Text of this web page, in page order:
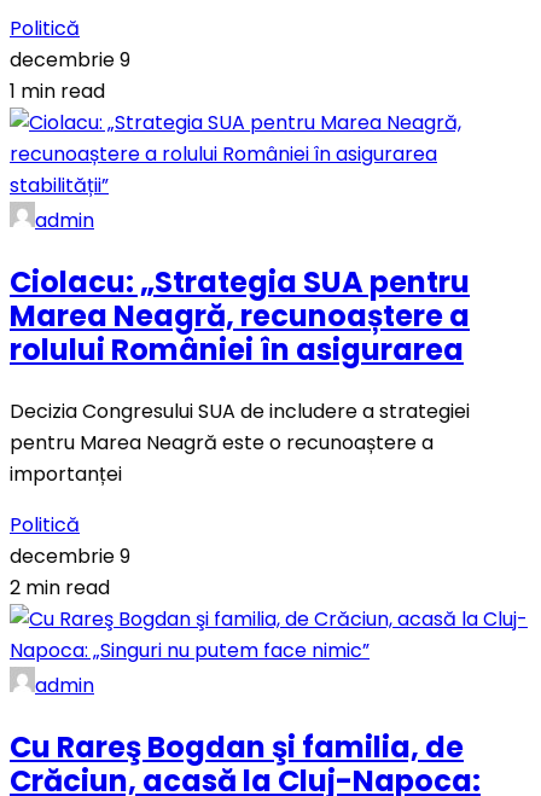
Politică
decembrie 9
1 min read
admin
Ciolacu: „Strategia SUA pentru
Marea Neagră, recunoaștere a
rolului României în asigurarea
Decizia Congresului SUA de includere a strategiei
pentru Marea Neagră este o recunoaștere a
importanței
Politică
decembrie 9
2 min read
admin
Cu Rareş Bogdan şi familia, de
Crăciun, acasă la Cluj-Napoca: